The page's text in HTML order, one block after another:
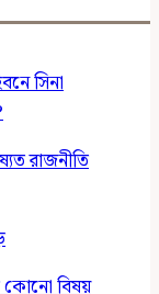
সিনা
রাজনীতি
বিষয়